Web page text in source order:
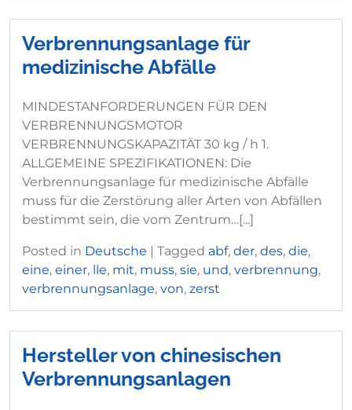
Verbrennungsanlage für
medizinische Abfälle
MINDESTANFORDERUNGEN FÜR DEN
VERBRENNUNGSMOTOR
VERBRENNUNGSKAPAZITÄT 30 kg / h 1.
ALLGEMEINE SPEZIFIKATIONEN: Die
Verbrennungsanlage für medizinische Abfälle
muss für die Zerstörung aller Arten von Abfällen
bestimmt sein, die vom Zentrum…[...]
Posted in Deutsche | Tagged abf, der, des, die,
eine, einer, lle, mit, muss, sie, und, verbrennung,
verbrennungsanlage, von, zerst
Hersteller von chinesischen
Verbrennungsanlagen